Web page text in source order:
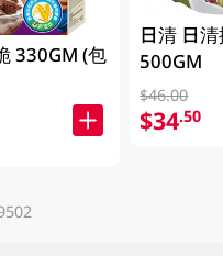
330GM (包
日清 日
500GM
$46.00
$34.50